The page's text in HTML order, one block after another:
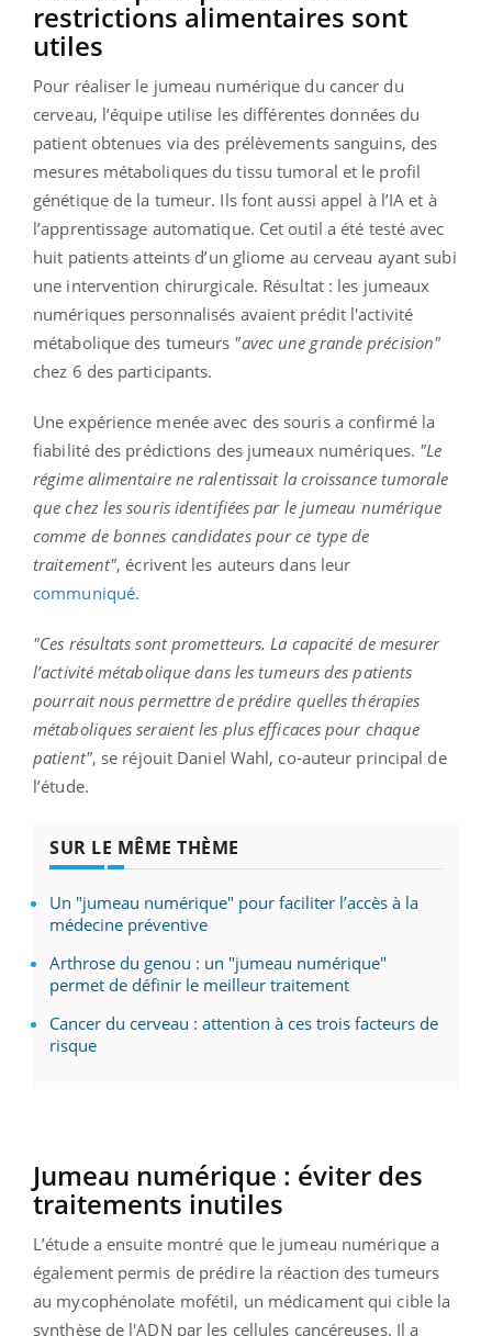
restrictions alimentaires sont
utiles
Pour réaliser le jumeau numérique du cancer du
cerveau, l’équipe utilise les différentes données du
patient obtenues via des prélèvements sanguins, des
mesures métaboliques du tissu tumoral et le profil
génétique de la tumeur. Ils font aussi appel à l’IA et à
l’apprentissage automatique. Cet outil a été testé avec
huit patients atteints d’un gliome au cerveau ayant subi
une intervention chirurgicale. Résultat : les jumeaux
numériques personnalisés avaient prédit l'activité
métabolique des tumeurs "avec une grande précision"
chez 6 des participants.
Une expérience menée avec des souris a confirmé la
fiabilité des prédictions des jumeaux numériques. "Le
régime alimentaire ne ralentissait la croissance tumorale
que chez les souris identifiées par le jumeau numérique
comme de bonnes candidates pour ce type de
traitement", écrivent les auteurs dans leur
communiqué.
"Ces résultats sont prometteurs. La capacité de mesurer
l’activité métabolique dans les tumeurs des patients
pourrait nous permettre de prédire quelles thérapies
métaboliques seraient les plus efficaces pour chaque
patient", se réjouit Daniel Wahl, co-auteur principal de
l’étude.
SUR LE MÊME THÈME
Un "jumeau numérique" pour faciliter l’accès à la
médecine préventive
Arthrose du genou : un "jumeau numérique"
permet de définir le meilleur traitement
Cancer du cerveau : attention à ces trois facteurs de
risque
Jumeau numérique : éviter des
traitements inutiles
L’étude a ensuite montré que le jumeau numérique a
également permis de prédire la réaction des tumeurs
au mycophénolate mofétil, un médicament qui cible la
synthèse de l'ADN par les cellules cancéreuses. Il a